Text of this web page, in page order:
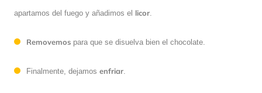
apartamos del fuego y añadimos el licor
Removemos para que se disuelva bien el chocolate.
Finalmente, dejamos enfriar